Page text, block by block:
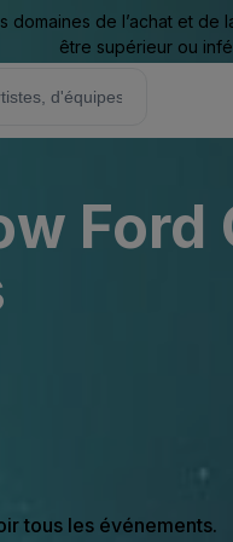
de l’achat et
être supérieur ou
tous les événements.